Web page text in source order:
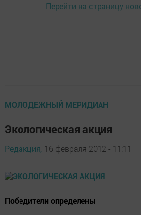
Перейти на страницу
МОЛОДЕЖНЫЙ МЕРИДИАН
Экологическая акция
Редакция, 16 февраля 2012 - 11:11
Победители определены